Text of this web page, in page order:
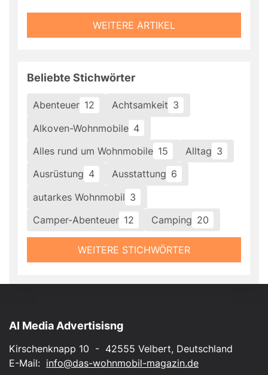
WEITERE ARTIKEL
Beliebte Stichwörter
Abenteuer 12 Achtsamkeit 3
Alkoven-Wohnmobile 4
Alles rund um Wohnmobile 15 Alltag 3
Ausrüstung 4 Ausstattung 6
autarkes Wohnmobil 3
Camper-Abenteuer 12 Camping 20
WEITERE STICHWÖRTER
AI Media Advertisisng
Kirschenknapp 10 - 42555 Velbert, Deutschland
E-Mail: info@das-wohnmobil-magazin.de